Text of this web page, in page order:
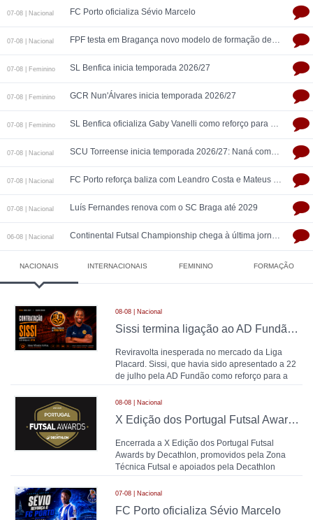
07-08 | Nacional FC Porto oficializa Sévio Marcelo
07-08 | Nacional FPF testa em Bragança novo modelo de formação de treinadores de futsal
07-08 | Feminino SL Benfica inicia temporada 2026/27
07-08 | Feminino GCR Nun'Álvares inicia temporada 2026/27
07-08 | Feminino SL Benfica oficializa Gaby Vanelli como reforço para 2026/27: pivô internacional italiana chega da AS Roma, conforme a Zona Técnica Futsal já havia avançado
07-08 | Nacional SCU Torreense inicia temporada 2026/27: Naná comanda plantel jovem
07-08 | Nacional FC Porto reforça baliza com Leandro Costa e Mateus Jesus
07-08 | Nacional Luís Fernandes renova com o SC Braga até 2029
06-08 | Nacional Continental Futsal Championship chega à última jornada com três seleções na luta pelo título
NACIONAIS INTERNACIONAIS FEMININO FORMAÇÃO
08-08 | Nacional
Sissi termina ligação ao AD Fundão duas semanas após apresentação e é reforço da UPVN para 2026/2027
Reviravolta inesperada no mercado da Liga
Placard. Sissi, que havia sido apresentado a 22
de julho pela AD Fundão como reforço para a
temporada 2026
08-08 | Nacional
X Edição dos Portugal Futsal Awards by Decathlon: balanço final da temporada 2025/26
Encerrada a X Edição dos Portugal Futsal
Awards by Decathlon, promovidos pela Zona
Técnica Futsal e apoiados pela Decathlon
Portugal, chega o momen
07-08 | Nacional
FC Porto oficializa Sévio Marcelo